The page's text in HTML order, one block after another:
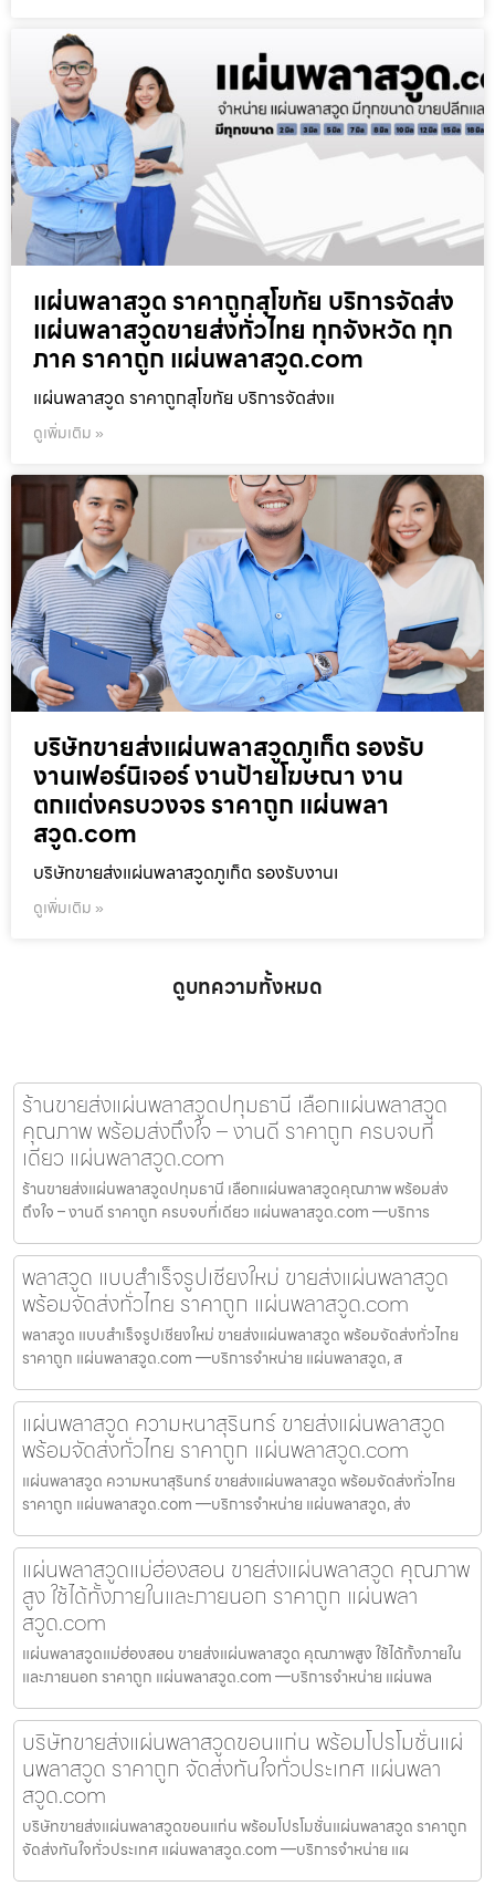
แผ่นพลาสวูด ราคาถูกสุโขทัย บริการจัดส่ง
แผ่นพลาสวูดขายส่งทั่วไทย ทุกจังหวัด ทุก
ภาค ราคาถูก แผ่นพลาสวูด.com
แผ่นพลาสวูด ราคาถูกสุโขทัย บริการจัดส่งแ
ดูเพิ่มเติม »
บริษัทขายส่งแผ่นพลาสวูดภูเก็ต รองรับ
งานเฟอร์นิเจอร์ งานป้ายโฆษณา งาน
ตกแต่งครบวงจร ราคาถูก แผ่นพลา
สวูด.com
บริษัทขายส่งแผ่นพลาสวูดภูเก็ต รองรับงานเ
ดูเพิ่มเติม »
ดูบทความทั้งหมด
ร้านขายส่งแผ่นพลาสวูดปทุมธานี เลือกแผ่นพลาสวูด
คุณภาพ พร้อมส่งถึงใจ – งานดี ราคาถูก ครบจบที่
เดียว แผ่นพลาสวูด.com
ร้านขายส่งแผ่นพลาสวูดปทุมธานี เลือกแผ่นพลาสวูดคุณภาพ พร้อมส่ง
ถึงใจ – งานดี ราคาถูก ครบจบที่เดียว แผ่นพลาสวูด.com —บริการ
พลาสวูด แบบสำเร็จรูปเชียงใหม่ ขายส่งแผ่นพลาสวูด
พร้อมจัดส่งทั่วไทย ราคาถูก แผ่นพลาสวูด.com
พลาสวูด แบบสำเร็จรูปเชียงใหม่ ขายส่งแผ่นพลาสวูด พร้อมจัดส่งทั่วไทย
ราคาถูก แผ่นพลาสวูด.com —บริการจำหน่าย แผ่นพลาสวูด, ส
แผ่นพลาสวูด ความหนาสุรินทร์ ขายส่งแผ่นพลาสวูด
พร้อมจัดส่งทั่วไทย ราคาถูก แผ่นพลาสวูด.com
แผ่นพลาสวูด ความหนาสุรินทร์ ขายส่งแผ่นพลาสวูด พร้อมจัดส่งทั่วไทย
ราคาถูก แผ่นพลาสวูด.com —บริการจำหน่าย แผ่นพลาสวูด, ส่ง
แผ่นพลาสวูดแม่ฮ่องสอน ขายส่งแผ่นพลาสวูด คุณภาพ
สูง ใช้ได้ทั้งภายในและภายนอก ราคาถูก แผ่นพลา
สวูด.com
แผ่นพลาสวูดแม่ฮ่องสอน ขายส่งแผ่นพลาสวูด คุณภาพสูง ใช้ได้ทั้งภายใน
และภายนอก ราคาถูก แผ่นพลาสวูด.com —บริการจำหน่าย แผ่นพล
บริษัทขายส่งแผ่นพลาสวูดขอนแก่น พร้อมโปรโมชั่นแผ่
นพลาสวูด ราคาถูก จัดส่งทันใจทั่วประเทศ แผ่นพลา
สวูด.com
บริษัทขายส่งแผ่นพลาสวูดขอนแก่น พร้อมโปรโมชั่นแผ่นพลาสวูด ราคาถูก
จัดส่งทันใจทั่วประเทศ แผ่นพลาสวูด.com —บริการจำหน่าย แผ